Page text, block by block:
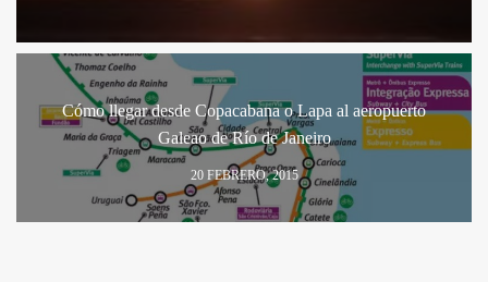
Cómo llegar desde Copacabana o Lapa al aeropuerto
Galeao de Río de Janeiro
20 FEBRERO, 2015